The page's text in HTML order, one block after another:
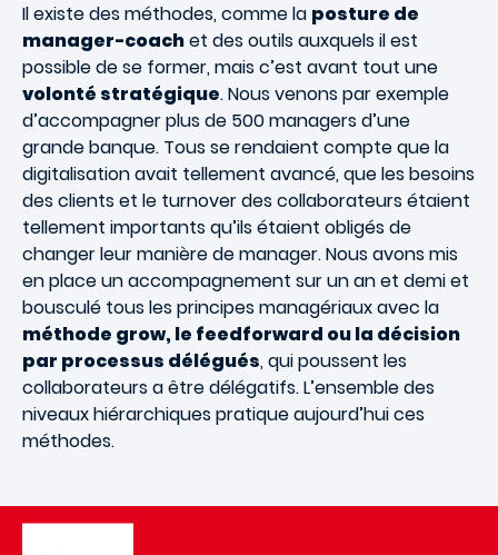
Il existe des méthodes, comme la posture de
manager-coachet des outils auxquels il est
possible de se former, mais c’est avant tout une
volonté stratégique. Nous venons par exemple
d’accompagner plus de 500 managers d’une
grande banque. Tous se rendaient compte que la
digitalisation avait tellement avancé, que les besoins
des clients et le turnover des collaborateurs étaient
tellement importants qu’ils étaient obligés de
changer leur manière de manager. Nous avons mis
en place un accompagnement sur un an et demi et
bousculé tous les principes managériaux avec la
méthode grow, le feedforward ou la décision
par processus délégués, qui poussent les
collaborateurs a être délégatifs. L’ensemble des
niveaux hiérarchiques pratique aujourd’hui ces
méthodes.